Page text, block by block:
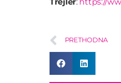
PRETHODNA